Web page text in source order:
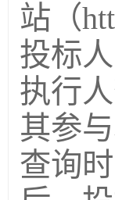
站（
投标
执行
其参
查询